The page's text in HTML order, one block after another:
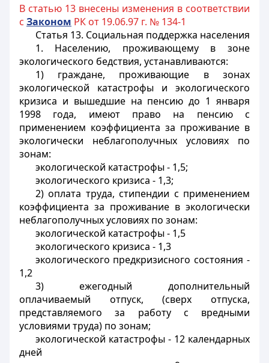
В статью 13 внесены изменения в соответствии
с Законом РК от 19.06.97 г. № 134-1
Статья 13. Социальная поддержка населения
1. Населению, проживающему в зоне
экологического бедствия, устанавливаются:
1) граждане, проживающие в зонах
экологической катастрофы и экологического
кризиса и вышедшие на пенсию до 1 января
1998 года, имеют право на пенсию с
применением коэффициента за проживание в
экологически неблагополучных условиях по
зонам:
экологической катастрофы - 1,5;
экологического кризиса - 1,3;
2) оплата труда, стипендии с применением
коэффициента за проживание в экологически
неблагополучных условиях по зонам:
экологической катастрофы - 1,5
экологического кризиса - 1,3
экологического предкризисного состояния -
1,2
3) ежегодный дополнительный
оплачиваемый отпуск, (сверх отпуска,
представляемого за работу с вредными
условиями труда) по зонам;
экологической катастрофы - 12 календарных
дней